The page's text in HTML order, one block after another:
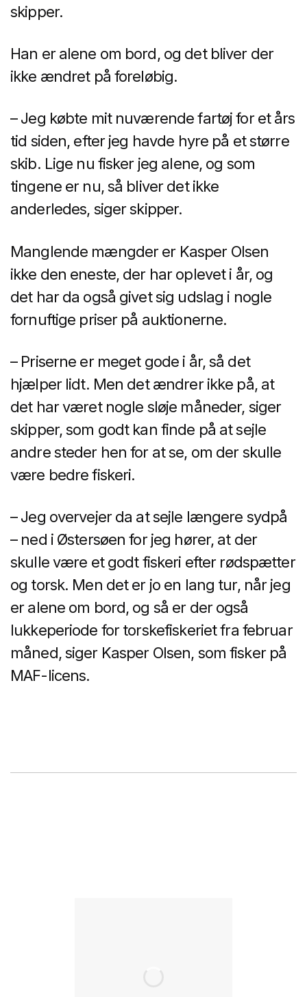
skipper.
Han er alene om bord, og det bliver der
ikke ændret på foreløbig.
– Jeg købte mit nuværende fartøj for et års
tid siden, efter jeg havde hyre på et større
skib. Lige nu fisker jeg alene, og som
tingene er nu, så bliver det ikke
anderledes, siger skipper.
Manglende mængder er Kasper Olsen
ikke den eneste, der har oplevet i år, og
det har da også givet sig udslag i nogle
fornuftige priser på auktionerne.
– Priserne er meget gode i år, så det
hjælper lidt. Men det ændrer ikke på, at
det har været nogle sløje måneder, siger
skipper, som godt kan finde på at sejle
andre steder hen for at se, om der skulle
være bedre fiskeri.
– Jeg overvejer da at sejle længere sydpå
– ned i Østersøen for jeg hører, at der
skulle være et godt fiskeri efter rødspætter
og torsk. Men det er jo en lang tur, når jeg
er alene om bord, og så er der også
lukkeperiode for torskefiskeriet fra februar
måned, siger Kasper Olsen, som fisker på
MAF-licens.